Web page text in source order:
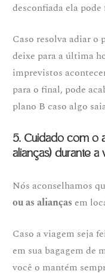
desconfiada ela pode
Caso resolva adiar o
deixe para a última
imprevistos
para o final, pode
plano B caso algo
5. Cuidado com o
alianças) durante a
Nós aconselhamos
ou as alianças em
Caso a viagem seja
em sua bagagem de
você o mantém